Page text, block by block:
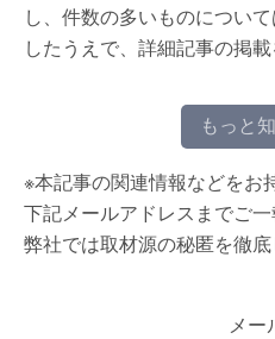
し、件数の多いものについ
したうえで、詳細記事の掲
もっと
※本記事の関連情報などをお
下記メールアドレスまでご一
弊社では取材源の秘匿を徹底
メー